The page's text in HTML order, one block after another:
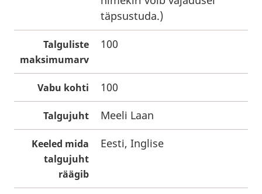
täpsustuda.)
Talguliste
maksimumarv
100
Vabu kohti 100
Talgujuht Meeli Laan
Keeled mida
talgujuht
räägib
Eesti, Inglise